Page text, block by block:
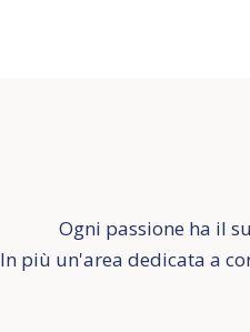
Ogni passione ha il
In più un'area dedicata a